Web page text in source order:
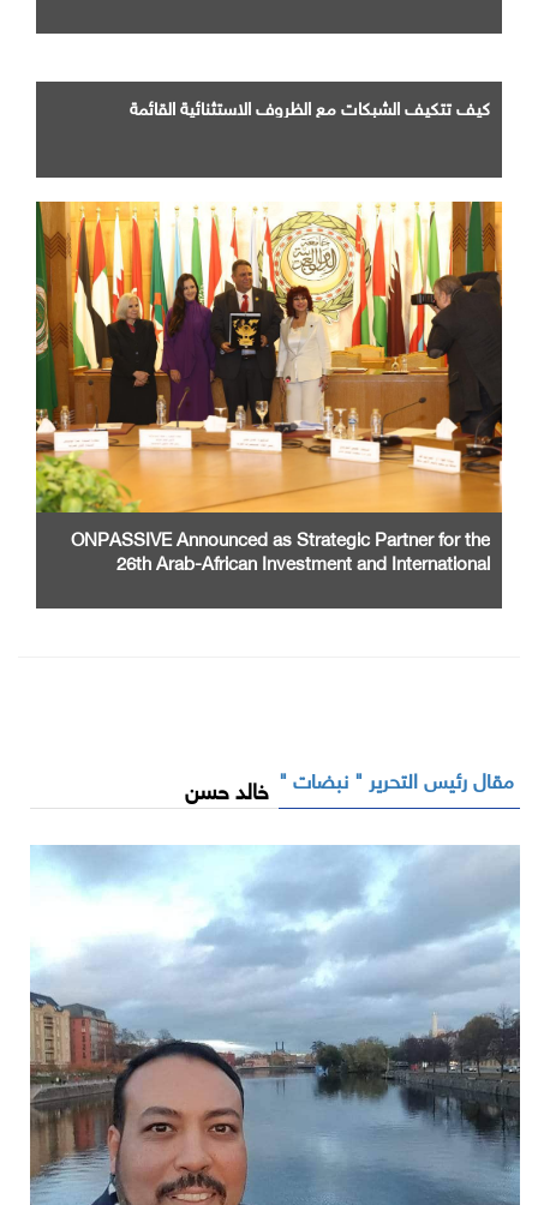
كيف تتكيف الشبكات مع الظروف الاستثنائية القائمة
ONPASSIVE Announced as Strategic Partner for the
26th Arab-African Investment and International
مقال رئيس التحرير " نبضات " خالد حسن